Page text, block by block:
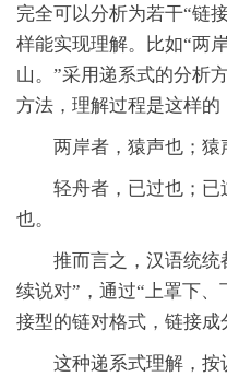
完全可以分析为若干“链
样能实现理解。比如“两
山。”采用递系式的分析
方法，理解过程是这样的
两岸者，猿声也；猿
轻舟者，已过也；已
也。
推而言之，汉语统统
续说对”，通过“上罩下
接型的链对格式，链接成
这种递系式理解，按